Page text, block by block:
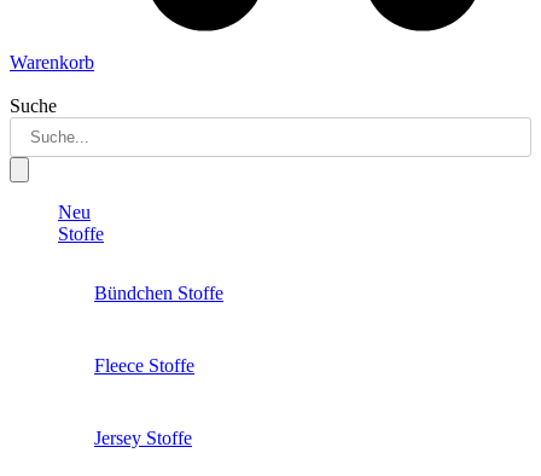
Warenkorb
Suche
Neu
Stoffe
Bündchen Stoffe
Fleece Stoffe
Jersey Stoffe